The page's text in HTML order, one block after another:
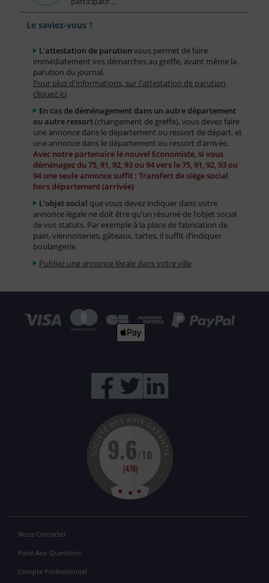
Le saviez-vous ?
L'attestation de parution vous permet de faire
immédiatement vos démarches au greffe, avant même la
parution du journal.
Pour plus d'informations, sur l'attestation de parution
cliquez ici
En cas de déménagement dans un autre département
ou autre ressort(changement de greffe), vous devez faire
une annonce dans le département ou ressort de départ, et
une annonce dans le département ou ressort d’arrivée.
Avec notre partenaire le nouvel Economiste, si vous
déménagez du 75, 91, 92, 93 ou 94 vers le 75, 91, 92, 93 ou
94 une seule annonce suffit : Transfert de siège social
hors département (arrivée)
L’objet social que vous devez indiquer dans votre
annonce légale ne doit être qu’un résumé de l’objet social
de vos statuts. Par exemple à la place de fabrication de
pain, viennoiseries, gâteaux, tartes, il suffit d’indiquer
boulangerie
Publiez une annonce légale dans votre ville
Nous Contacter
Foire Aux Questions
Compte Professionnel